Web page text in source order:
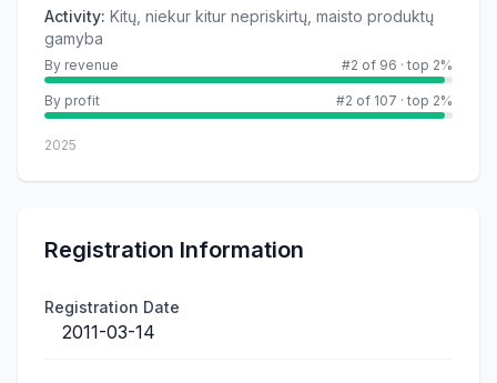
Activity: Kitų, niekur kitur nepriskirtų, maisto produktų
gamyba
By revenue #2 of 96 · top 2%
By profit #2 of 107 · top 2%
2025
Registration Information
Registration Date
2011-03-14